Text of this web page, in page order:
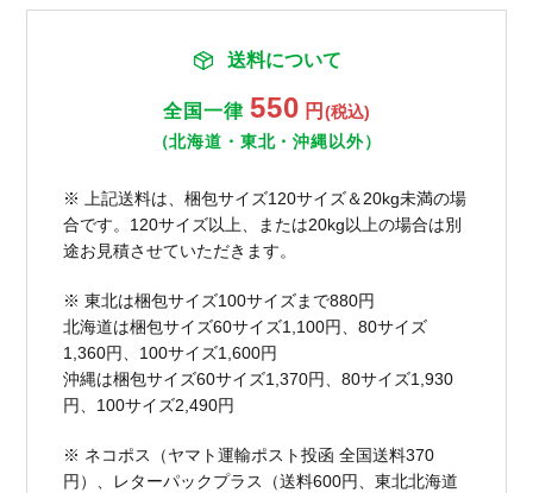
送料について
全国一律 550 円 (税込)
（北海道・東北・沖縄以外）
※ 上記送料は、梱包サイズ120サイズ＆20kg未満の場
合です。120サイズ以上、または20kg以上の場合は別
途お見積させていただきます。
※ 東北は梱包サイズ100サイズまで880円
北海道は梱包サイズ60サイズ1,100円、80サイズ
1,360円、100サイズ1,600円
沖縄は梱包サイズ60サイズ1,370円、80サイズ1,930
円、100サイズ2,490円
※ ネコポス（ヤマト運輸ポスト投函 全国送料370
円）、レターパックプラス（送料600円、東北北海道